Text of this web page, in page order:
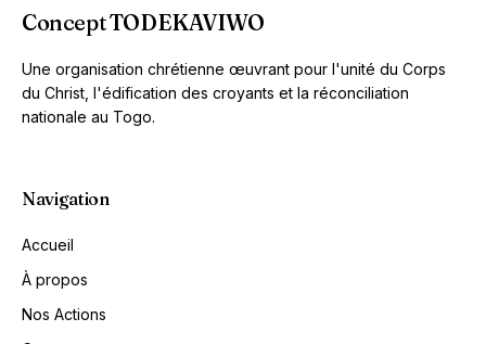
Concept TODEKAVIWO
Une organisation chrétienne œuvrant pour l'unité du Corps
du Christ, l'édification des croyants et la réconciliation
nationale au Togo.
Navigation
Accueil
À propos
Nos Actions